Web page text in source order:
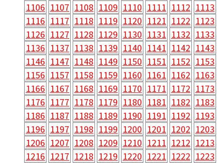
1106 1107 1108 1109 1110 1111 1112 1113
1116 1117 1118 1119 1120 1121 1122 1123
1126 1127 1128 1129 1130 1131 1132 1133
1136 1137 1138 1139 1140 1141 1142 1143
1146 1147 1148 1149 1150 1151 1152 1153
1156 1157 1158 1159 1160 1161 1162 1163
1166 1167 1168 1169 1170 1171 1172 1173
1176 1177 1178 1179 1180 1181 1182 1183
1186 1187 1188 1189 1190 1191 1192 1193
1196 1197 1198 1199 1200 1201 1202 1203
1206 1207 1208 1209 1210 1211 1212 1213
1216 1217 1218 1219 1220 1221 1222 1223